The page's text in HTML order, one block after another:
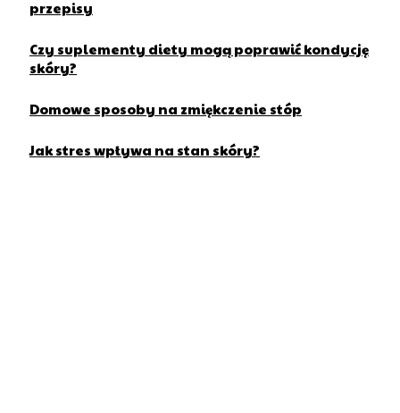
przepisy
Czy suplementy diety mogą poprawić kondycję
skóry?
Domowe sposoby na zmiękczenie stóp
Jak stres wpływa na stan skóry?